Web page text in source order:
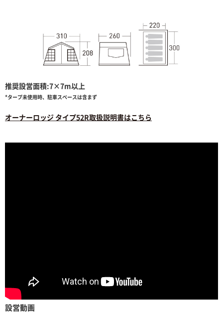
推奨設営面積:7×7m以上
*タープ未使用時、駐車スペースは含まず
オーナーロッジ タイプ52R取扱説明書はこちら
設営動画